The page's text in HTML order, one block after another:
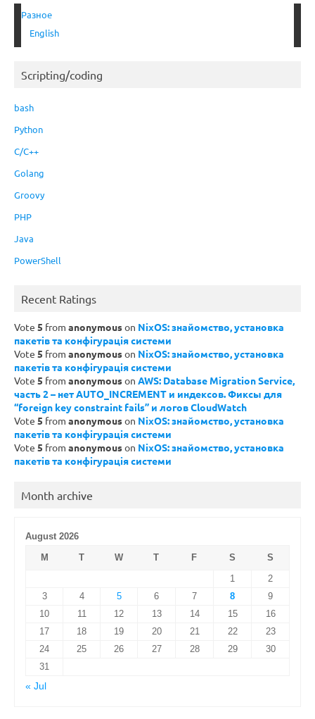
Разное
English
Scripting/coding
bash
Python
C/C++
Golang
Groovy
PHP
Java
PowerShell
Recent Ratings
Vote 5 from anonymouson NixOS: знайомство, установка
пакетів та конфігурація системи
Vote 5 from anonymouson NixOS: знайомство, установка
пакетів та конфігурація системи
Vote 5 from anonymouson AWS: Database Migration Service,
часть 2 – нет AUTO_INCREMENT и индексов. Фиксы для
“foreign key constraint fails” и логов CloudWatch
Vote 5 from anonymouson NixOS: знайомство, установка
пакетів та конфігурація системи
Vote 5 from anonymouson NixOS: знайомство, установка
пакетів та конфігурація системи
Month archive
August 2026
M
T W T F S
S
1
2
3
4 5 6 7 8
9
10
11 12 13 14 15
16
17
18 19 20 21 22
23
24
25 26 27 28 29
30
31
« Jul